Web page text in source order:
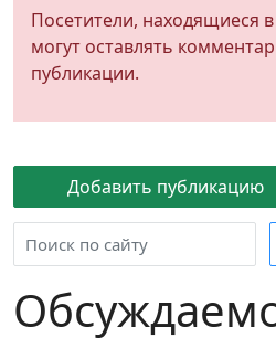
Добавить публикацию
Посетители, находящиеся
могут оставлять
публикации.